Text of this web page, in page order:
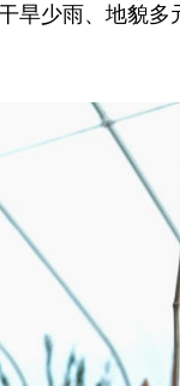
少雨、地貌多